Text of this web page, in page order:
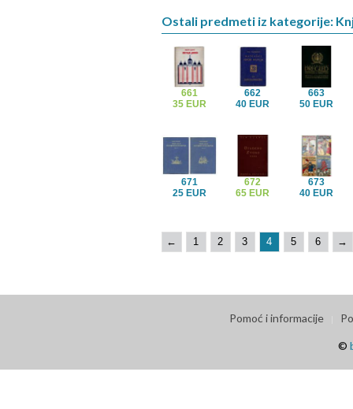
Ostali predmeti iz kategorije:
661
35 EUR
662
40 EUR
663
50 EUR
671
25 EUR
672
65 EUR
673
40 EUR
← 1 2 3 4 5 6 →
Pomoć i informacije
©